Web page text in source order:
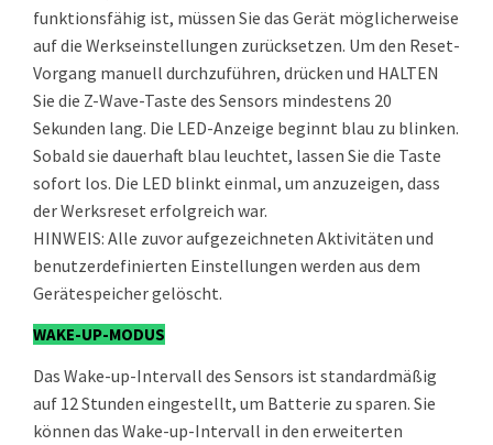
funktionsfähig ist, müssen Sie das Gerät möglicherweise
auf die Werkseinstellungen zurücksetzen. Um den Reset-
Vorgang manuell durchzuführen, drücken und HALTEN
Sie die Z-Wave-Taste des Sensors mindestens 20
Sekunden lang. Die LED-Anzeige beginnt blau zu blinken.
Sobald sie dauerhaft blau leuchtet, lassen Sie die Taste
sofort los. Die LED blinkt einmal, um anzuzeigen, dass
der Werksreset erfolgreich war.
HINWEIS: Alle zuvor aufgezeichneten Aktivitäten und
benutzerdefinierten Einstellungen werden aus dem
Gerätespeicher gelöscht.
WAKE-UP-MODUS
Das Wake-up-Intervall des Sensors ist standardmäßig
auf 12 Stunden eingestellt, um Batterie zu sparen. Sie
können das Wake-up-Intervall in den erweiterten